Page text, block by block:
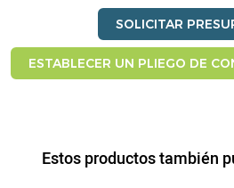
SOLICITAR
ESTABLECER UN PLIEGO DE
Estos productos también